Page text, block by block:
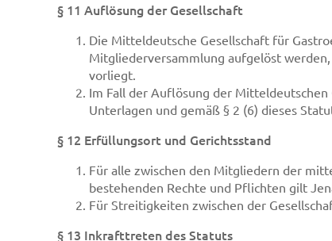
§ 11 Auflösung der Gesellschaft
Die Mitteldeutsche Gesellschaft für
Mitgliederversammlung aufgelöst
vorliegt.
Im Fall der Auflösung der Mitteldeutschen
Unterlagen und gemäß § 2 (6) dieses
§ 12 Erfüllungsort und Gerichtsstand
Für alle zwischen den Mitgliedern der
bestehenden Rechte und Pflichten gilt
Für Streitigkeiten zwischen der
§ 13 Inkrafttreten des Statuts